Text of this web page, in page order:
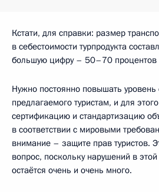
Кстати, для справки: размер
в себестоимости турпродукта
большую цифру – 50–70 процентов
Нужно постоянно повышать уровень
предлагаемого туристам, и для
сертификацию и стандартизацию
в соответствии с мировыми
внимание – защите прав туристов.
вопрос, поскольку нарушений в
остаётся очень и очень много.